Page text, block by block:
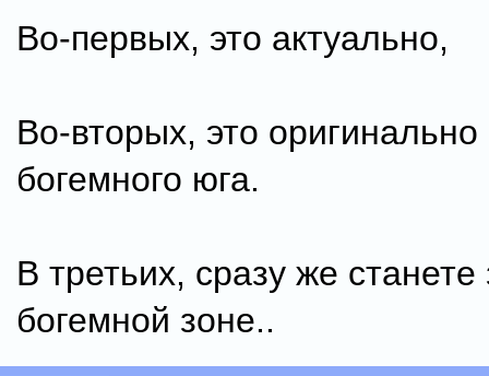
Во-первых, это актуально,
Во-вторых, это оригинально
богемного юга.
В третьих, сразу же станете
богемной зоне..